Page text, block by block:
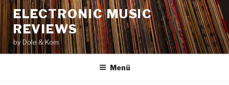
Zum
Inhalt
springen
ELECTRONIC MUSIC
REVIEWS
by Dole & Kom
Menü